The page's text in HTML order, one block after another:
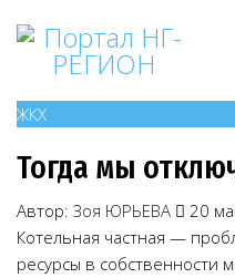
ЖКХ
Тогда мы
Автор: Зоя ЮРЬЕВА 20
Котельная частная —
ресурсы в собственности